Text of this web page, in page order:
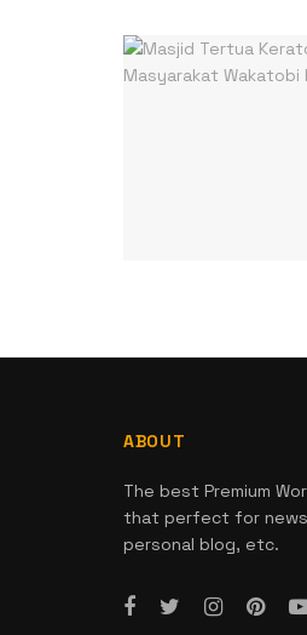
ABOUT
The best Premium
that perfect for
personal blog, etc.